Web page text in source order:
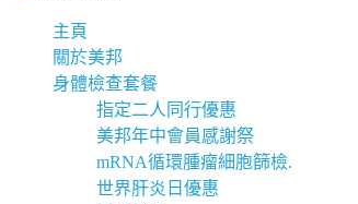
主頁
關於美邦
身體檢查套餐
指定二人同行優惠
美邦年中會員感謝祭
mRNA循環腫瘤細胞篩檢.
世界肝炎日優惠